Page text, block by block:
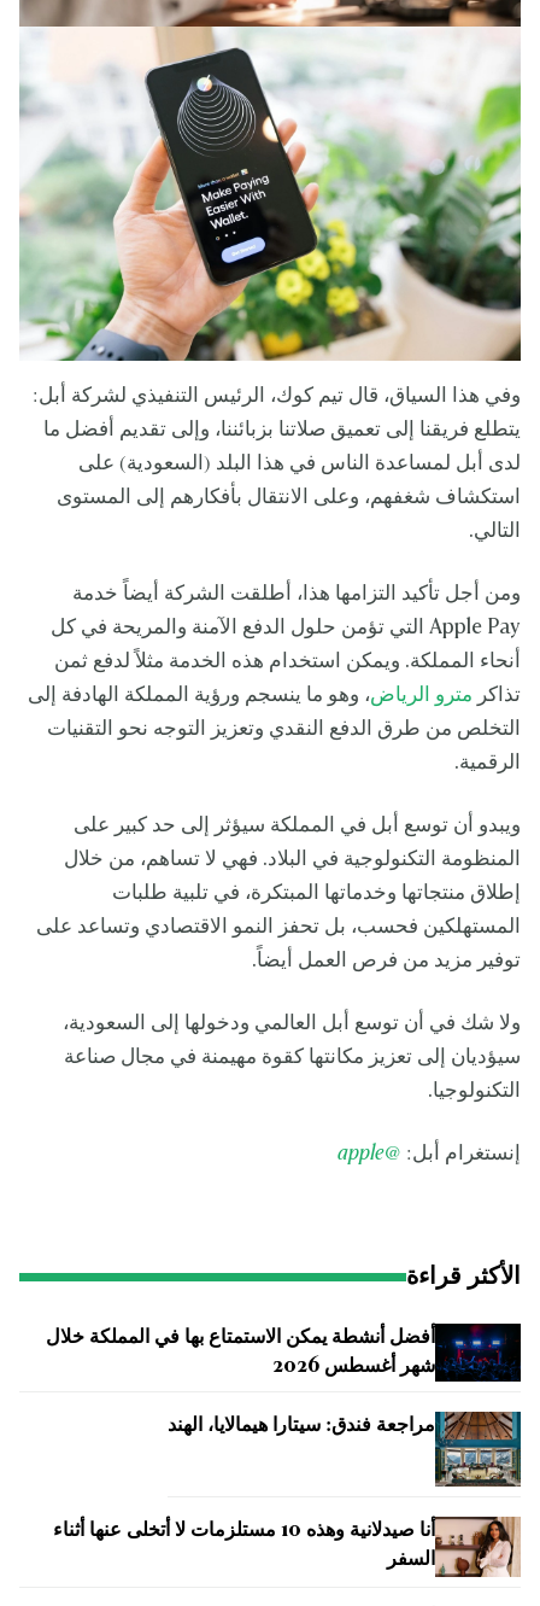
وفي هذا السياق، قال تيم كوك، الرئيس التنفيذي لشركة أبل:
يتطلع فريقنا إلى تعميق صلاتنا بزبائننا، وإلى تقديم أفضل ما
لدى أبل لمساعدة الناس في هذا البلد (السعودية) على
استكشاف شغفهم، وعلى الانتقال بأفكارهم إلى المستوى
التالي.
ومن أجل تأكيد التزامها هذا، أطلقت الشركة أيضاً خدمة
Apple Pay التي تؤمن حلول الدفع الآمنة والمريحة في كل
أنحاء المملكة. ويمكن استخدام هذه الخدمة مثلاً لدفع ثمن
تذاكر مترو الرياض، وهو ما ينسجم ورؤية المملكة الهادفة إلى
التخلص من طرق الدفع النقدي وتعزيز التوجه نحو التقنيات
الرقمية.
ويبدو أن توسع أبل في المملكة سيؤثر إلى حد كبير على
المنظومة التكنولوجية في البلاد. فهي لا تساهم، من خلال
إطلاق منتجاتها وخدماتها المبتكرة، في تلبية طلبات
المستهلكين فحسب، بل تحفز النمو الاقتصادي وتساعد على
توفير مزيد من فرص العمل أيضاً.
ولا شك في أن توسع أبل العالمي ودخولها إلى السعودية،
سيؤديان إلى تعزيز مكانتها كقوة مهيمنة في مجال صناعة
التكنولوجيا.
إنستغرام أبل: @apple
الأكثر قراءة
أفضل أنشطة يمكن الاستمتاع بها في المملكة خلال
شهر أغسطس 2026
مراجعة فندق: سيتارا هيمالايا، الهند
أنا صيدلانية وهذه 10 مستلزمات لا أتخلى عنها أثناء
السفر